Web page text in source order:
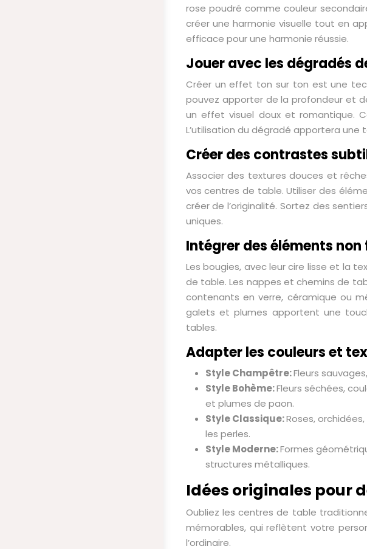
rose poudré comme couleur
créer une harmonie visuelle tout en
efficace pour une harmonie réussie.
Jouer avec les dégradés
Créer un effet ton sur ton est une
pouvez apporter de la profondeur et
un effet visuel doux et romantique.
L’utilisation du dégradé apportera
Créer des contrastes
Associer des textures douces et
vos centres de table. Utiliser des
créer de l’originalité. Sortez des
uniques.
Intégrer des éléments
Les bougies, avec leur cire lisse et la
de table. Les nappes et chemins de
contenants en verre, céramique ou
galets et plumes apportent une
tables.
Adapter les couleurs et
Style Champêtre:Fleurs
Style Bohème:Fleurs séchées,
et plumes de paon.
Style Classique:Roses,
les perles.
Style Moderne:Formes
structures métalliques.
Idées originales pour
Oubliez les centres de table
mémorables, qui reflètent votre
l’ordinaire.